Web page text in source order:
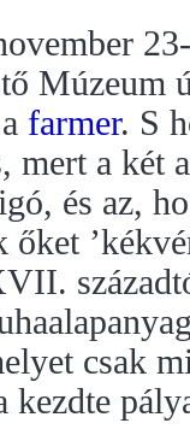
Múzeum
farmer. S
mert a két
és az,
őket
csak
kezdte